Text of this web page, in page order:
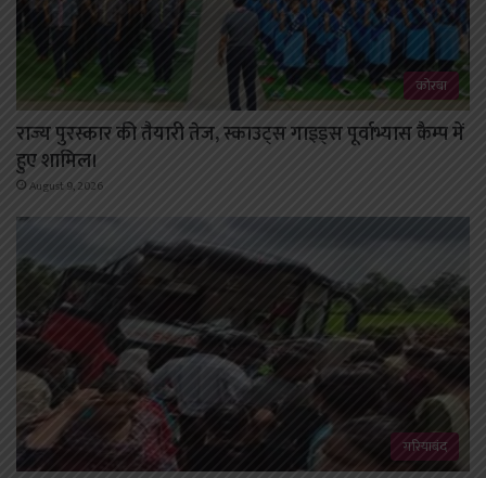
कोरबा
राज्य पुरस्कार की तैयारी तेज, स्काउट्स गाइड्स पूर्वाभ्यास कैम्प में
हुए शामिल।
August 9, 2026
गरियाबंद